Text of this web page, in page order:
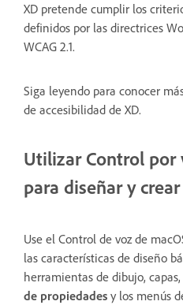
XD pretende cumplir los
definidos por las directrices
WCAG 2.1.
Siga leyendo para conocer
de accesibilidad de XD.
Utilizar Control por
para diseñar y
Use el Control de voz de
las características de diseño
herramientas de dibujo,
de propiedades y los menús